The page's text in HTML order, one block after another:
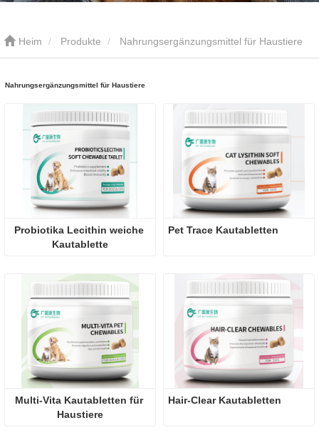
Heim Produkte Nahrungsergänzungsmittel für Haustiere
Nahrungsergänzungsmittel für Haustiere
Probiotika Lecithin weiche
Kautablette
Pet Trace Kautabletten
Multi-Vita Kautabletten für
Haustiere
Hair-Clear Kautabletten